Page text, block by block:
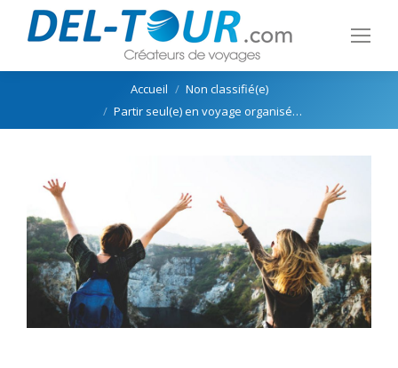
Accueil
Non classifié(e)
Partir seul(e) en voyage organisé…